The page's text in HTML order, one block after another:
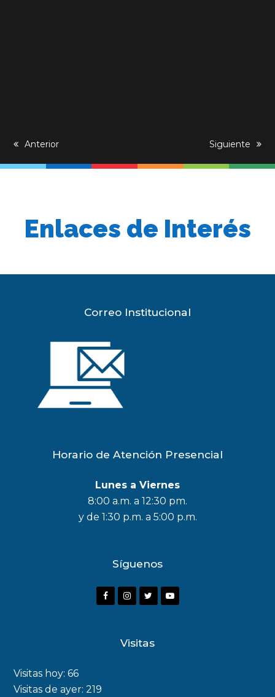
previous
Anterior
next
Siguiente
Enlaces de Interés
Correo Institucional
Horario de Atención Presencial
Lunes a Viernes
8:00 a.m. a 12:30 pm.
y de 1:30 p.m. a 5:00 p.m.
Síguenos
F
I
Y
Visitas
Visitas hoy:66
Visitas de ayer:219